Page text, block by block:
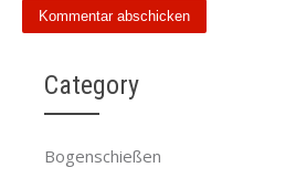
Category
Bogenschießen